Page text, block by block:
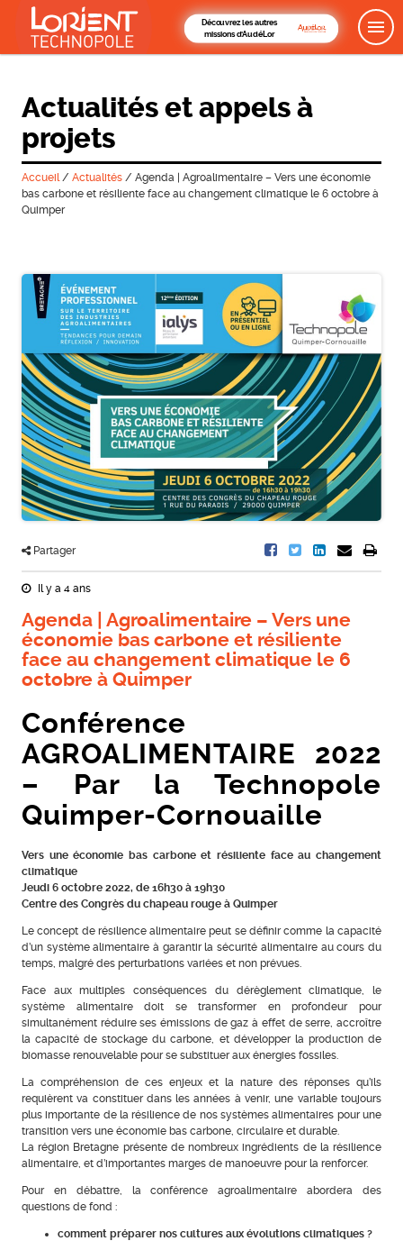
Découvrez les autres
missions d'AudéLor
Actualités et appels à
projets
Accueil/ Actualités/ Agenda | Agroalimentaire – Vers une économie
bas carbone et résiliente face au changement climatique le 6 octobre à
Quimper
Partager
Il y a 4 ans
Agenda | Agroalimentaire – Vers une
économie bas carbone et résiliente
face au changement climatique le 6
octobre à Quimper
Conférence
AGROALIMENTAIRE 2022
– Par la Technopole
Quimper-Cornouaille
Vers une économie bas carbone et résiliente face au changement
climatique
Jeudi 6 octobre 2022, de 16h30 à 19h30
Centre des Congrès du chapeau rouge à Quimper
Le concept de résilience alimentaire peut se définir comme la capacité
d’un système alimentaire à garantir la sécurité alimentaire au cours du
temps, malgré des perturbations variées et non prévues.
Face aux multiples conséquences du dérèglement climatique, le
système alimentaire doit se transformer en profondeur pour
simultanément réduire ses émissions de gaz à effet de serre, accroître
la capacité de stockage du carbone, et développer la production de
biomasse renouvelable pour se substituer aux énergies fossiles.
La compréhension de ces enjeux et la nature des réponses qu’ils
requièrent va constituer dans les années à venir, une variable toujours
plus importante de la résilience de nos systèmes alimentaires pour une
transition vers une économie bas carbone, circulaire et durable.
La région Bretagne présente de nombreux ingrédients de la résilience
alimentaire, et d’importantes marges de manoeuvre pour la renforcer.
Pour en débattre, la conférence agroalimentaire abordera des
questions de fond :
comment préparer nos cultures aux évolutions climatiques ?